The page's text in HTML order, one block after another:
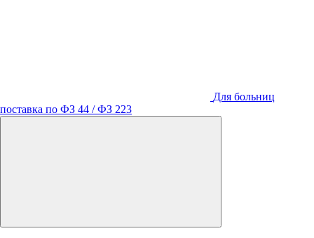
Для больниц
поставка по ФЗ 44 / ФЗ 223